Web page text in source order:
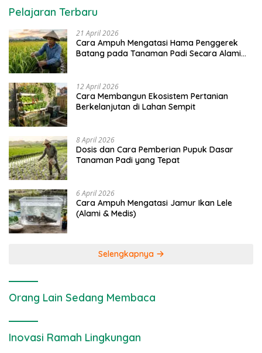
Pelajaran Terbaru
21 April 2026
Cara Ampuh Mengatasi Hama Penggerek
Batang pada Tanaman Padi Secara Alami
12 April 2026
Cara Membangun Ekosistem Pertanian
Berkelanjutan di Lahan Sempit
8 April 2026
Dosis dan Cara Pemberian Pupuk Dasar
Tanaman Padi yang Tepat
6 April 2026
Cara Ampuh Mengatasi Jamur Ikan Lele
(Alami & Medis)
Selengkapnya
Orang Lain Sedang Membaca
Inovasi Ramah Lingkungan